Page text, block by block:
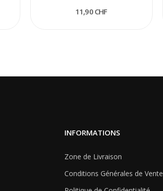
11,90 CHF
INFORMATIONS
Zone de Livraison
Conditions Générales de Vente